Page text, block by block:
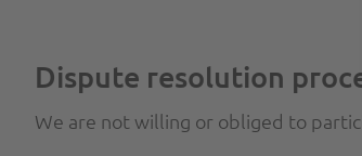
Dispute resolution
We are not willing or obliged to